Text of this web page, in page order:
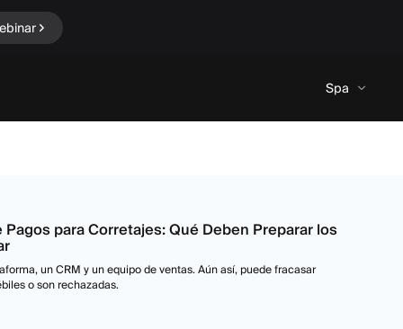
Spa
para Corretajes: Qué Deben Preparar los
un CRM y un equipo de ventas. Aún así, puede fracasar
o son rechazadas.